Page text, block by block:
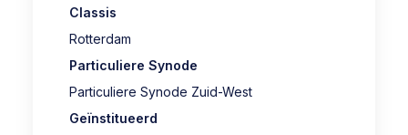
Classis
Rotterdam
Particuliere Synode
Particuliere Synode Zuid-West
Geïnstitueerd